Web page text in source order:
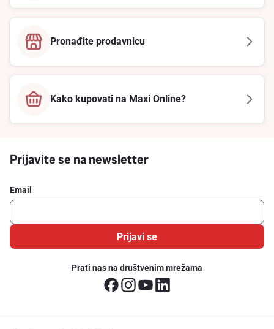
Pronađite prodavnicu
Kako kupovati na Maxi Online?
Prijavite se na newsletter
Email
Prijavi se
Prati nas na društvenim mrežama